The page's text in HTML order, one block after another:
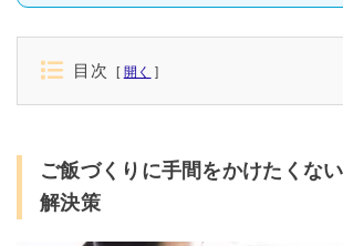
目次 開く
ご飯づくりに手間をかけたくな
解決策